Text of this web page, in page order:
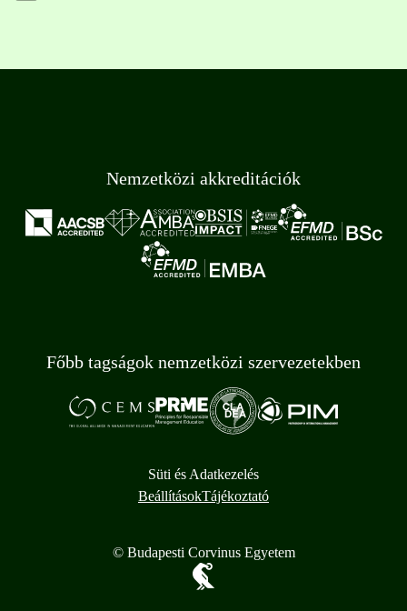
Nemzetközi akkreditációk
Főbb tagságok nemzetközi szervezetekben
Süti és Adatkezelés
BeállításokTájékoztató
© Budapesti Corvinus Egyetem